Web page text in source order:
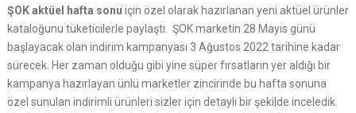
ŞOK aktüel hafta sonu için özel olarak hazırlanan yeni aktüel ürünler
kataloğunu tüketicilerle paylaştı. ŞOK marketin 28 Mayıs günü
başlayacak olan indirim kampanyası 3 Ağustos 2022 tarihine kadar
sürecek. Her zaman olduğu gibi yine süper fırsatların yer aldığı bir
kampanya hazırlayan ünlü marketler zincirinde bu hafta sonuna
özel sunulan indirimli ürünleri sizler için detaylı bir şekilde inceledik.